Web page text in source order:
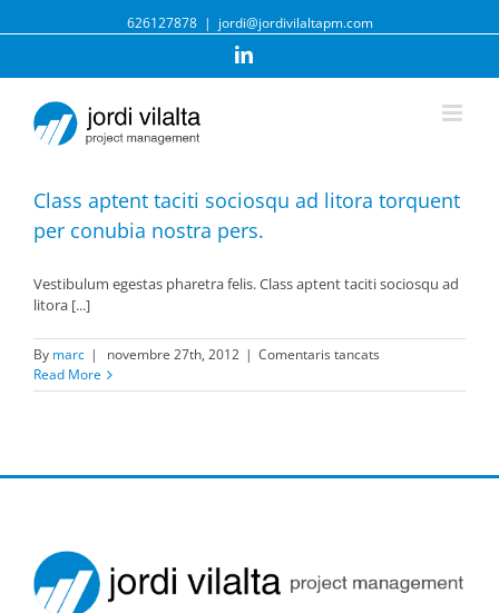
626127878 | jordi@jordivilaltapm.com
Linkedin
Class aptent taciti sociosqu ad litora torquent
per conubia nostra pers.
Vestibulum egestas pharetra felis. Class aptent taciti sociosqu ad
litora [...]
By marc | novembre 27th, 2012 | Comentaris tancatsa
aptent
litora
Read More